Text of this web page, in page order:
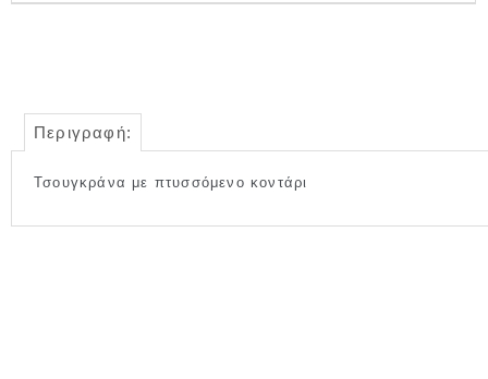
Περιγραφή:
Τσουγκράνα με πτυσσόμενο κοντάρι